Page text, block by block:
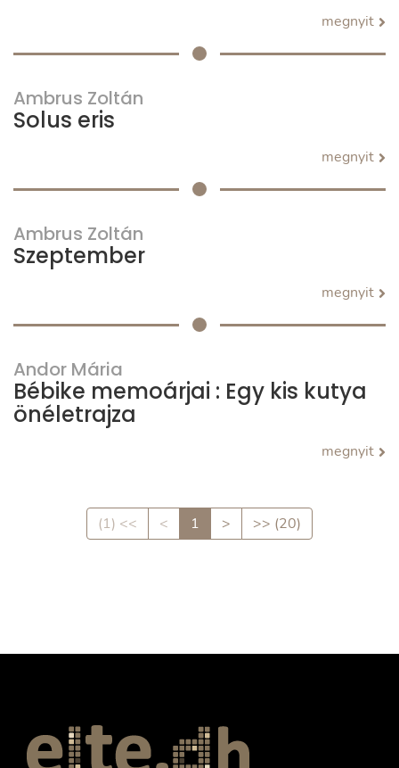
megnyit
Ambrus Zoltán
Solus eris
megnyit
Ambrus Zoltán
Szeptember
megnyit
Andor Mária
Bébike memoárjai : Egy kis kutya
önéletrajza
megnyit
(1) << < 1 > >> (20)